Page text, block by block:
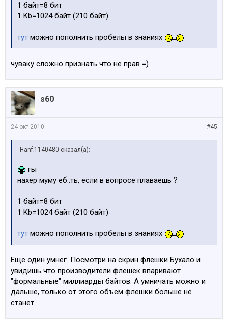
1 байт=8 бит
1 Kb=1024 байт (210 байт)
тут можно пополнить пробелы в знаниях
чуваку сложно признать что не прав =)
s60
.
#45
24 окт 2010
Hanf;1140480 сказал(а):
гы
нахер муму еб..ть, если в вопросе плаваешь ?
1 байт=8 бит
1 Kb=1024 байт (210 байт)
тут можно пополнить пробелы в знаниях
Еще один умнег. Посмотри на скрин флешки Бухало и
увидишь что производители флешек впаривают
"формальные" миллиарды байтов. А умничать можно и
дальше, только от этого объем флешки больше не
станет.